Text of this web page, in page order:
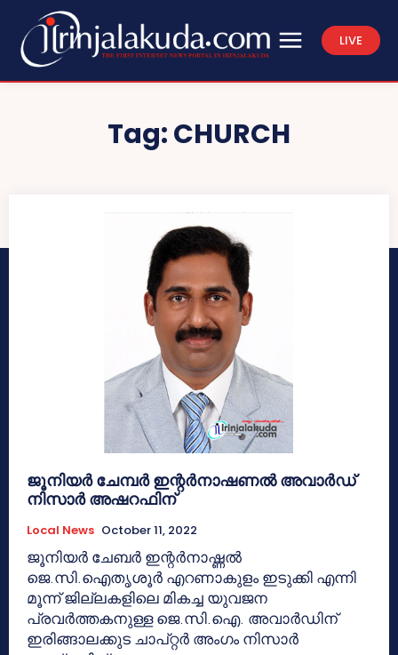
LIVE
Tag:CHURCH
ജൂനിയർ ചേമ്പർ ഇന്റർനാഷണൽ അവാർഡ്
നിസാർ അഷറഫിന്
Local News October 11, 2022
ജൂനിയർ ചേബർ ഇന്റർനാഷ്ണൽ
ജെ.സി.ഐതൃശൂർ എറണാകുളം ഇടുക്കി എന്നി
മൂന്ന് ജില്ലകളിലെ മികച്ച യുവജന
പ്രവർത്തകനുള്ള ജെ.സി.ഐ. അവാർഡിന്
ഇരിങ്ങാലക്കുട ചാപ്റ്റർ അംഗം നിസാർ